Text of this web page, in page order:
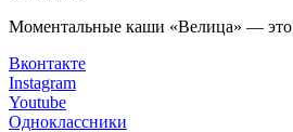
Моментальные каши «Велица» — это
Вконтакте
Instagram
Youtube
Одноклассники